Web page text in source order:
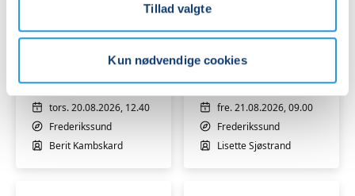
Tillad valgte
Kun nødvendige cookies
Blid
Hatha
hensyntagende
Venteliste
tors. 20.08.2026, 12.40
Frederikssund
Berit Kambskard
Blid
morgen
Yin
hensyntagende
Venteliste
fre. 21.08.2026, 09.00
Frederikssund
Lisette Sjøstrand